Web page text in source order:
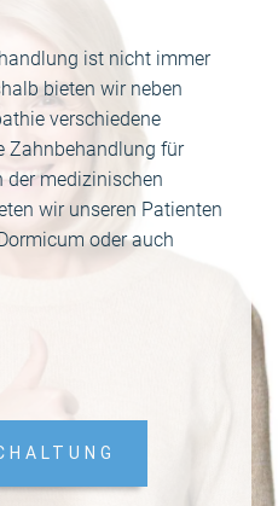
ist nicht immer
bieten wir neben
verschiedene
Zahnbehandlung für
der medizinischen
wir unseren Patienten
oder auch